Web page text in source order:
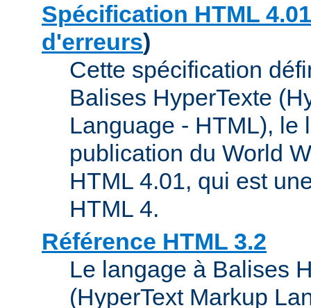
Spécification HTML 4.01
d'erreurs)
Cette spécification
Balises HyperTexte
Language - HTML), le
publication du World
HTML 4.01, qui est
HTML 4.
Référence HTML 3.2
Le langage à Balises
(HyperText Markup